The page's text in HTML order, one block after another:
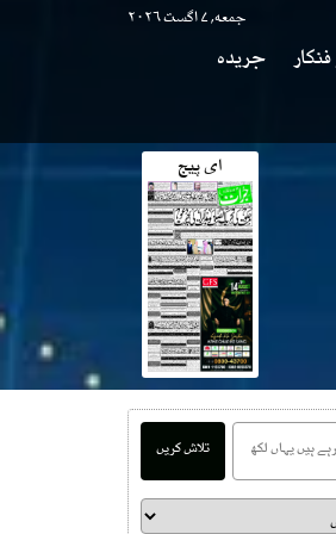
جمعه, ۷ اگست ۲۰۲۶
جریدہ
ای پیج
تلاش کریں